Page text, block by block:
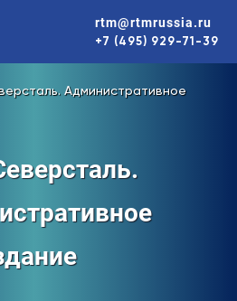
rtm@rtmrussia.ru
+7 (495) 929-71-39
Административное